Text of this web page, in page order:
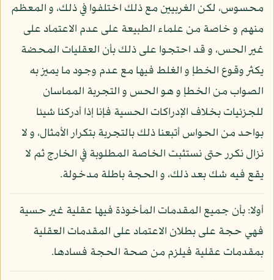
محسوس، لكن الغربيين مع ذلك اختلفوا في ذلك، و المعظم
منهم و خاصة من علماء الطبيعة على عدم الاعتماد على
غير الحس، و قد احتجوا على ذلك بأن العقليات المحضة
يكثر وقوع الخطإ و الغلط فيها مع عدم وجود ما يميز به
الصواب من الخطإ و هو الحس و التجربة المماسان
للجزئيات بخلاف الإدراكات الحسية فإنا إذا أدركنا شيئا
بواحد من الحواس أتبعنا ذلك بالتجربة بتكرار الأمثال، و لا
نزال نكرر حتى نستثبت الخاصة المطلوبة في الخارج ثم لا
يقع فيه شك بعد ذلك، و الحجة باطلة مدخولة.
أولا: بأن جميع المقدمات المأخوذة فيها عقلية غير حسية
فهي حجة على بطلان الاعتماد على المقدمات العقلية
بمقدمات عقلية فيلزم من صحة الحجة فسادها.